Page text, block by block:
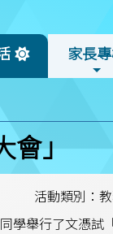
家長
會」
活動類別：
學舉行了文憑試